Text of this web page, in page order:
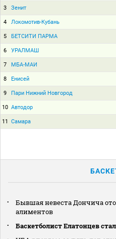
3 Зенит
4 Локомотив-Кубань
5 БЕТСИТИ ПАРМА
6 УРАЛМАШ
7 МБА-МАИ
8 Енисей
9 Пари Нижний Новгород
10 Автодор
11 Самара
Бывшая невеста Дончича
алиментов
Баскетболист Елатонцев